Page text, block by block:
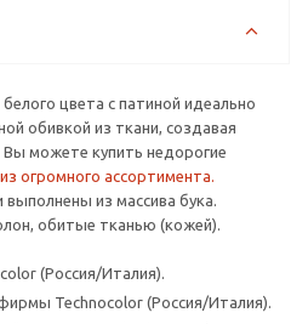
цвета с патиной идеально
обивкой из ткани, создавая
Вы можете купить недорогие
огромного ассортимента.
выполнены из массива бука.
обитые тканью (кожей).
(Россия/Италия).
Technocolor (Россия/Италия).